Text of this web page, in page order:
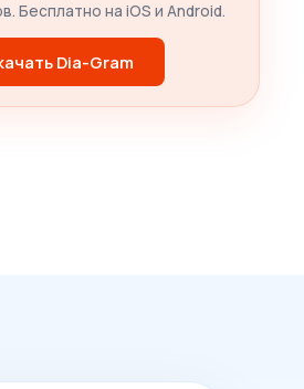
Бесплатно на iOS и Android.
Dia-Gram